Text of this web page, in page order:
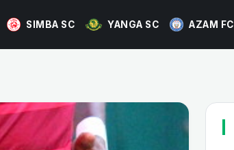
SIMBA SC YANGA SC AZAM FC